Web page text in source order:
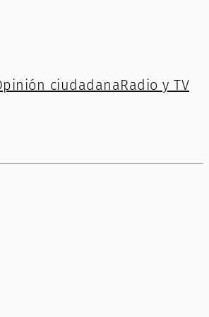
ciudadanaRadio y TV